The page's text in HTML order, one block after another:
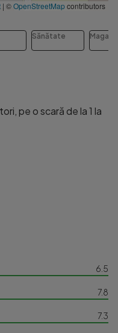
| ©OpenStreetMapcontributors
Sănătate
pe o scară de la 1 la
6.5
7.8
7.3